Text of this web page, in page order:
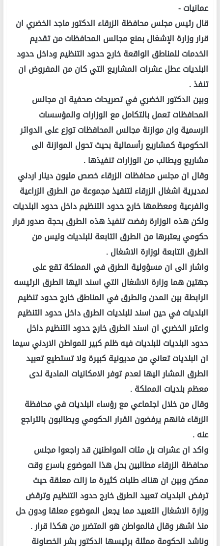
عمانيات -
قال رئيس مجلس محافظة الزرقاء الدكتور ماجد الخضري ان
قرار وزارة الإشغال بمنع مجالس المحافظات من تقديم
الخدمات للمناطق الواقعة خارج حدود التنظيم وداخل حدود
البلديات عطل عشرات المشاريع التي كان من المفروض ان
تنفذ .
وبين الدكتور الخضري في تصريحات صحفية ان مجالس
المحافظات تعمل بالتكامل مع الوزارات والمؤسسات
الرسمية وان موازنة مجالس المحافظات توزع على الدوائر
الحكومية كمشاريع رأسمالية بحيث تحول الموازنة الى
مشاريع ويطالب من الوزارات تنفيذها .
وقال ان مجلس محافظات الزرقاء خصص مليون دينار اردني
لمديرية اشغال الزرقاء لتنفيذ مجموعة من الطرق الزراعية
والفرعية ومعظمها خارج حدود التنظيم داخل حدود البلديات
ولكن هذه الوزارة رفضت تنفيذ هذه الطرق بحجة صدور قرار
حكومي يعتبرها من الطرق التابعة للبلديات وليس من
الطرق التابعة لوزارة الاشغال .
واشار الى ان مسؤولية الطرق في المملكة تقع على
جهتين هما وزارة الاشغال التي اسند اليها الطرق الرئيسه
الرابطة بين المدن والطرق في المناطق خارج حدود تنظيم
البلديات في حين اسند للبلديات الطرق داخل حدود التنظيم
واعتبر الخضري ان اسند الطرق خارج حدود التنظيم داخل
حدود البلديات للبلديات فيه ظلم كبير للمواطن الاردني سيما
ان البلديات تعاني من مديونية كبيرة ولا تستطيع تعبيد
الطرق المشار اليها لعدم توفر الامكانيات المادية لدى
معظم بلديات المملكة .
وقال من خلال اجتماعي مع رؤساء البلديات في محافظة
الزرقاء فانهم يرفضون القرار الحكومي ويطالبون بالتراجع
عنه .
واكد ان عشرات بل مئات المواطنين قد راجعوا مجلس
محافظة الزرقاء مطالبين بحل هذا الموضوع باسرع وقت
ممكن وبين ان هناك طلبات كثيرة ما زالت معلقة حيث
ترفض البلديات تعبيد الطرق خارج حدود التنظيم وترقض
وزارة الاشغال التعبيد مما يجعل الموضوع معلقا ودون حل
منذ اشهر وقال فالمواطن هو المتضرر من هكذا قرار .
وناشد الحكومة ممثلة برئيسها الدكتور بشر الخصاونة